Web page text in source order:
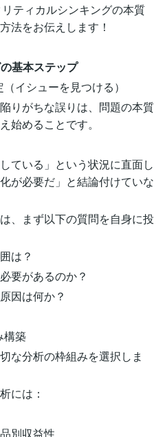
ティカルシンキングの本質
法をお伝えします！
基本ステップ
イシューを見つける）
りがちな誤りは、問題の本質
始めることです。
ている」という状況に直面し
が必要だ」と結論付けていな
、まず以下の質問を自身に投
は？
要があるのか？
因は何か？
構築
な分析の枠組みを選択しま
には：
別収益性